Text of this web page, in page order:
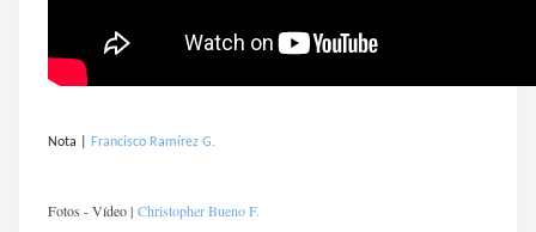
Nota | Francisco Ramírez G.
Fotos - Vídeo | Christopher Bueno F.